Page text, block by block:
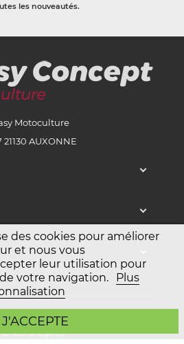
des cookies pour améliorer
et nous vous
leur utilisation pour
votre navigation.
Plus
J'ACCEPTE
les nouveautés.
Motoculture
21130 AUXONNE
Easy Motoculture 2026
légales